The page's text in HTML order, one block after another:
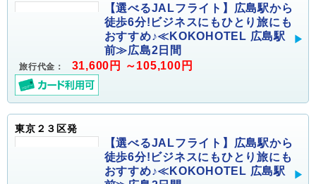
【選べるJALフライト】広島駅から
徒歩6分!ビジネスにもひとり旅にも
おすすめ♪≪KOKOHOTEL 広島駅
前≫広島2日間
旅行代金： 31,600円 ～105,100円
東京２３区発
【選べるJALフライト】広島駅から
徒歩6分!ビジネスにもひとり旅にも
おすすめ♪≪KOKOHOTEL 広島駅